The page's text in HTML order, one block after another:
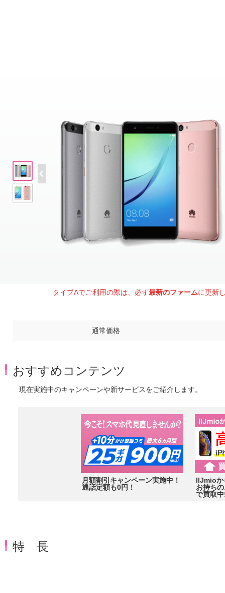
タイプAでご利用の際は、必ず最新のファームに更新
通常価格
おすすめコンテンツ
現在実施中のキャンペーンや新サービスをご紹介します。
月額割引キャンペーン実施中！
通話定額も0円！
IIJmioか
お持ち
で買取
特 長